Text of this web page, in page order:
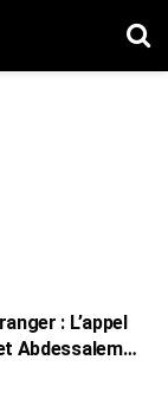
: L’appel
Abdessalem